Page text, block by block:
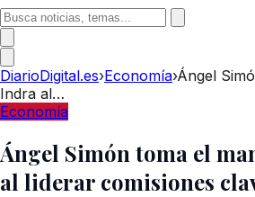
DiarioDigital.es›Economía›Ángel
Indra al…
Economía
Ángel Simón toma el
al liderar comisiones